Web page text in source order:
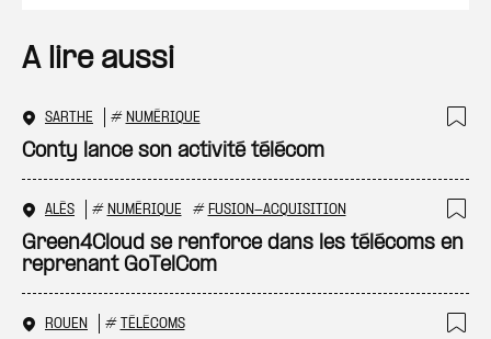
A lire aussi
SARTHE # NUMÉRIQUE
Conty lance son activité télécom
ALÈS # NUMÉRIQUE # FUSION-ACQUISITION
Green4Cloud se renforce dans les télécoms en
reprenant GoTelCom
ROUEN # TÉLÉCOMS